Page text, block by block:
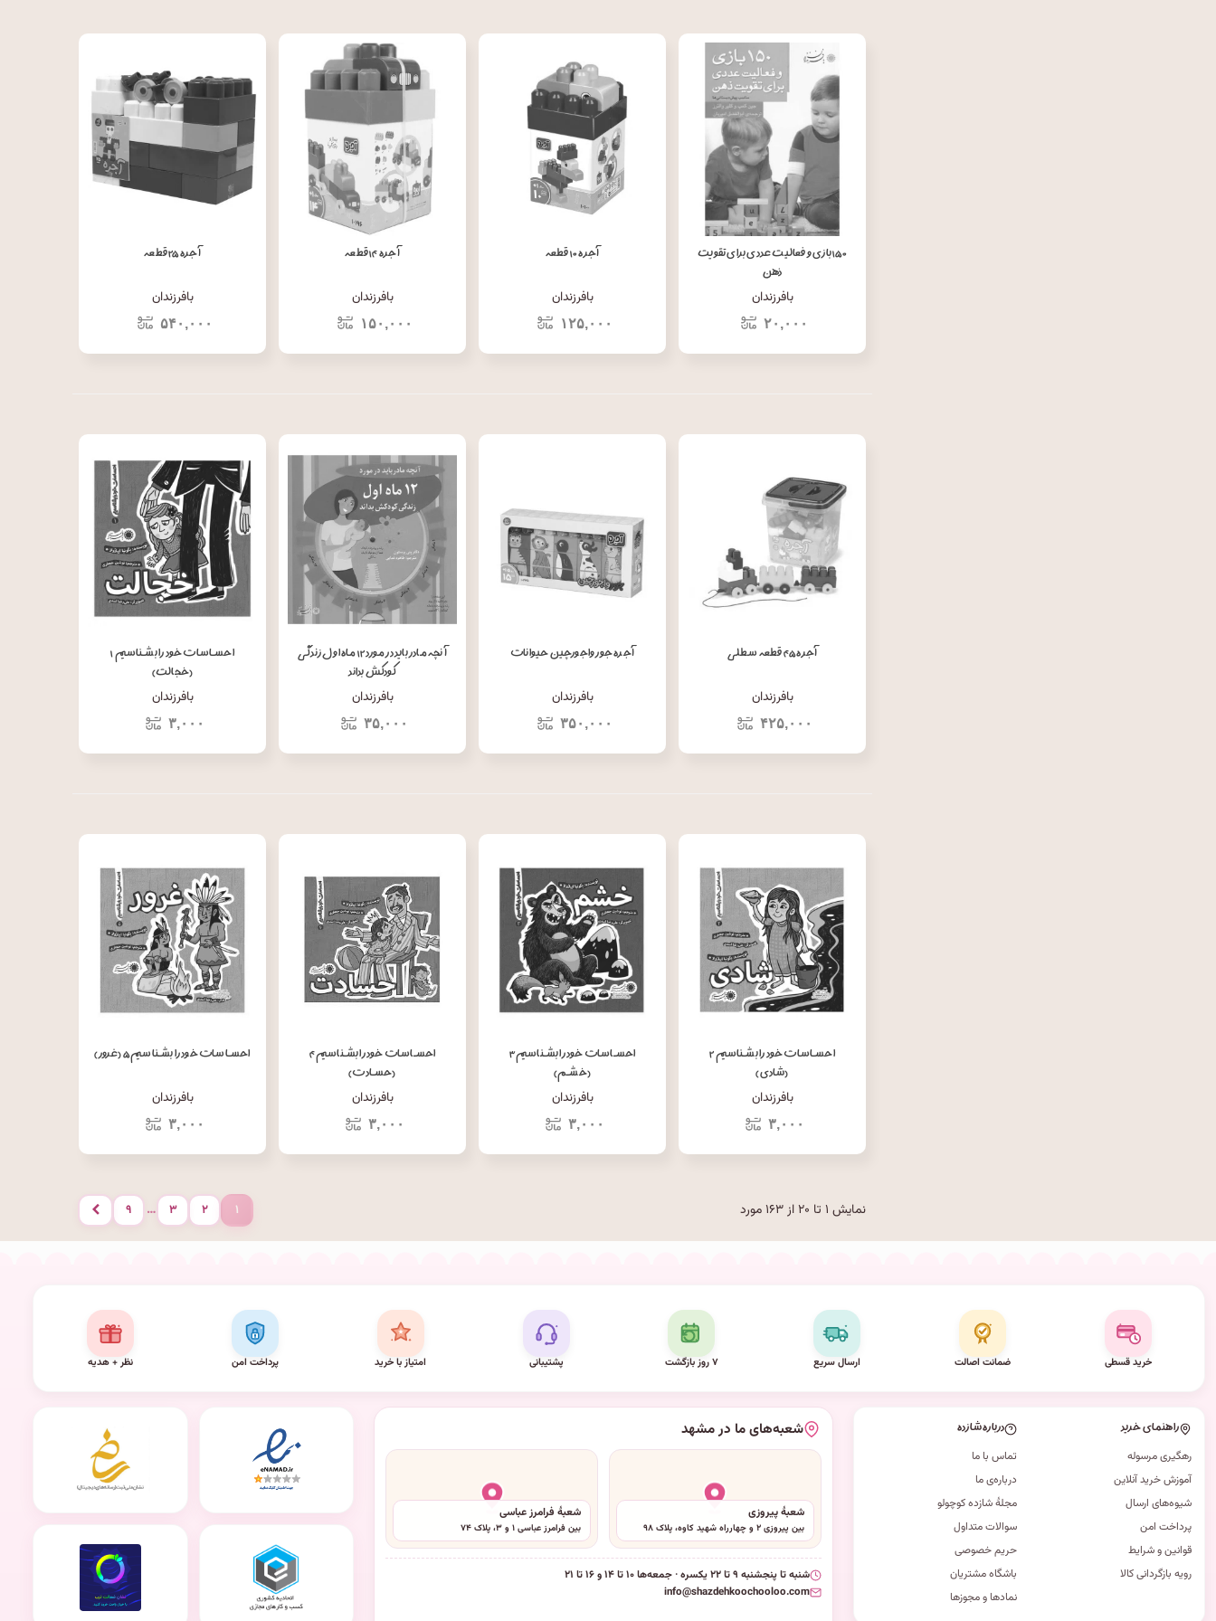
۱۵۰ بازی و فعالیت عددی برای تقویت
ذهن
بافرزندان
۲۰,۰۰۰
آجره ۱۰ قطعه
بافرزندان
۱۲۵,۰۰۰
آجره ۱۴ قطعه
بافرزندان
۱۵۰,۰۰۰
آجره ۲۵ قطعه
بافرزندان
۵۴۰,۰۰۰
آجره ۴۵ قطعه سطلی
بافرزندان
۴۲۵,۰۰۰
آجره جور واجورچین حیوانات
بافرزندان
۳۵۰,۰۰۰
آنچه مادر باید در مورد ۱۲ ماه اول زندگی
کودکش بداند
بافرزندان
۳۵,۰۰۰
احساسات خود را بشناسیم ۱
(خجالت)
بافرزندان
۳,۰۰۰
احساسات خود را بشناسیم ۲
(شادی)
بافرزندان
۳,۰۰۰
احساسات خود را بشناسیم ۳
(خشم)
بافرزندان
۳,۰۰۰
احساسات خود را بشناسیم ۴
(حسادت)
بافرزندان
۳,۰۰۰
احساسات خود را بشناسیم ۵ (غرور)
بافرزندان
۳,۰۰۰
نمایش ۱ تا ۲۰ از ۱۶۳ مورد ۱ ۲ ۳ … ۹ بعدی
خرید قسطی ضمانت اصالت ارسال سریع ۷ روز بازگشت پشتیبانی امتیاز با خرید پرداخت امن نظر + هدیه
راهنمای خرید
رهگیری مرسوله
آموزش خرید آنلاین
شیوه‌های ارسال
پرداخت امن
قوانین و شرایط
رویه بازگردانی کالا
درباره شازده
تماس با ما
درباره‌ی ما
مجلهٔ شازده کوچولو
سوالات متداول
حریم خصوصی
باشگاه مشتریان
نمادها و مجوزها
شعبه‌های ما در مشهد
شعبهٔ پیروزی
بین پیروزی ۲ و چهارراه شهید کاوه، پلاک ۹۸
شعبهٔ فرامرز عباسی
بین فرامرز عباسی ۱ و ۳، پلاک ۷۴
شنبه تا پنجشنبه ۹ تا ۲۲ یکسره · جمعه‌ها ۱۰ تا ۱۴ و ۱۶ تا ۲۱
info@shazdehkoochooloo.com